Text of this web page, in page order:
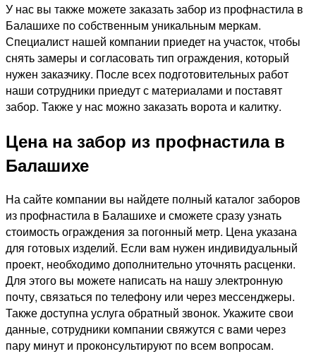
У нас вы также можете заказать забор из профнастила в
Балашихе по собственным уникальным меркам.
Специалист нашей компании приедет на участок, чтобы
снять замеры и согласовать тип ограждения, который
нужен заказчику. После всех подготовительных работ
наши сотрудники приедут с материалами и поставят
забор. Также у нас можно заказать ворота и калитку.
Цена на забор из профнастила в
Балашихе
На сайте компании вы найдете полный каталог заборов
из профнастила в Балашихе и сможете сразу узнать
стоимость ограждения за погонный метр. Цена указана
для готовых изделий. Если вам нужен индивидуальный
проект, необходимо дополнительно уточнять расценки.
Для этого вы можете написать на нашу электронную
почту, связаться по телефону или через мессенджеры.
Также доступна услуга обратный звонок. Укажите свои
данные, сотрудники компании свяжутся с вами через
пару минут и проконсультируют по всем вопросам.